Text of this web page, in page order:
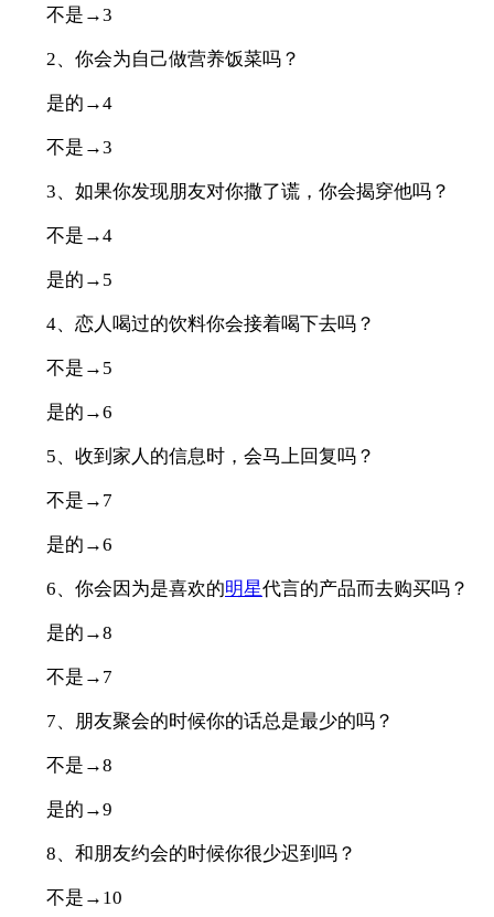
不是→3
2、你会为自己做营养饭菜吗？
是的→4
不是→3
3、如果你发现朋友对你撒了谎，你会揭穿他吗？
不是→4
是的→5
4、恋人喝过的饮料你会接着喝下去吗？
不是→5
是的→6
5、收到家人的信息时，会马上回复吗？
不是→7
是的→6
6、你会因为是喜欢的明星代言的产品而去购买吗？
是的→8
不是→7
7、朋友聚会的时候你的话总是最少的吗？
不是→8
是的→9
8、和朋友约会的时候你很少迟到吗？
不是→10